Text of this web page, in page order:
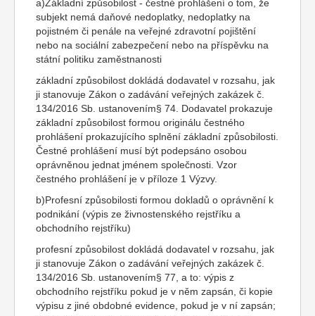
a)Základní způsobilost - čestné prohlášení o tom, že
subjekt nemá daňové nedoplatky, nedoplatky na
pojistném či penále na veřejné zdravotní pojištění
nebo na sociální zabezpečení nebo na příspěvku na
státní politiku zaměstnanosti
základní způsobilost dokládá dodavatel v rozsahu, jak
ji stanovuje Zákon o zadávání veřejných zakázek č.
134/2016 Sb. ustanovením§ 74. Dodavatel prokazuje
základní způsobilost formou originálu čestného
prohlášení prokazujícího splnění základní způsobilosti.
Čestné prohlášení musí být podepsáno osobou
oprávněnou jednat jménem společnosti. Vzor
čestného prohlášení je v příloze 1 Výzvy.
b)Profesní způsobilosti formou dokladů o oprávnění k
podnikání (výpis ze živnostenského rejstříku a
obchodního rejstříku)
profesní způsobilost dokládá dodavatel v rozsahu, jak
ji stanovuje Zákon o zadávání veřejných zakázek č.
134/2016 Sb. ustanovením§ 77, a to: výpis z
obchodního rejstříku pokud je v něm zapsán, či kopie
výpisu z jiné obdobné evidence, pokud je v ní zapsán;